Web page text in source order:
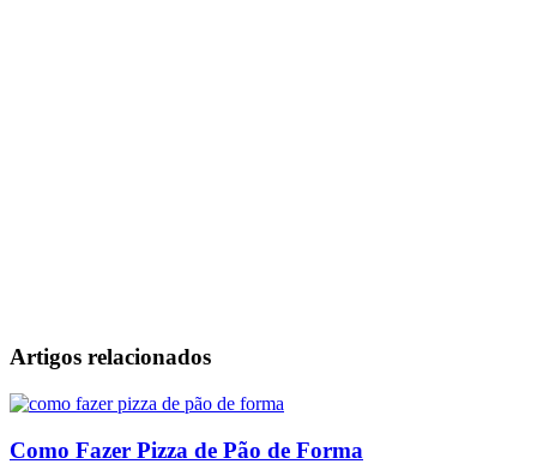
Artigos relacionados
Como Fazer Pizza de Pão de Forma